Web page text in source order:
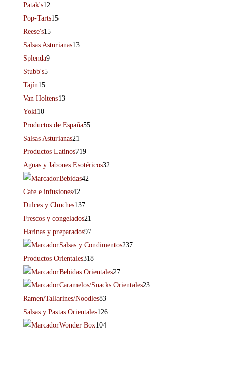
Patak's12
Pop-Tarts15
Reese's15
Salsas Asturianas13
Splenda9
Stubb's5
Tajín15
Van Holtens13
Yoki10
Productos de España55
Salsas Asturianas21
Productos Latinos719
Aguas y Jabones Esotéricos32
Bebidas42
Cafe e infusiones42
Dulces y Chuches137
Frescos y congelados21
Harinas y preparados97
Salsas y Condimentos237
Productos Orientales318
Bebidas Orientales27
Caramelos/Snacks Orientales23
Ramen/Tallarines/Noodles83
Salsas y Pastas Orientales126
Wonder Box104